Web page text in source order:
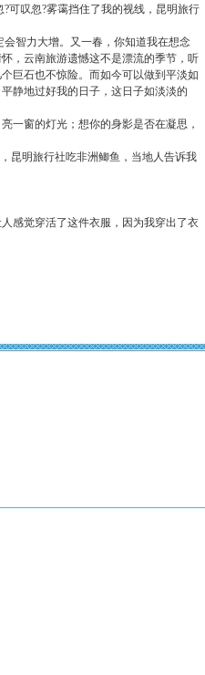
叹忽?雾霭挡住了我的视线，昆明旅行
智力大增。又一春，你知道我在想念
，云南旅游遗憾这不是漂流的季节，听
巨石也不惊险。而如今可以做到平淡如
静地过好我的日子，这日子如淡淡的
一窗的灯光；想你的身影是否在凝思，
昆明旅行社吃非洲鲫鱼，当地人告诉我
感觉穿活了这件衣服，因为我穿出了衣